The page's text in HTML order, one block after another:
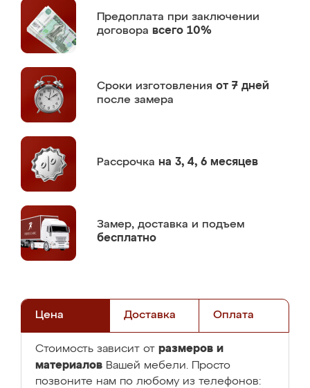
Предоплата при заключении
договора всего 10%
Сроки изготовления от 7 дней
после замера
Рассрочка на 3, 4, 6 месяцев
Замер, доставка и подъем
бесплатно
Цена Доставка Оплата
Стоимость зависит от размеров и
материалов Вашей мебели. Просто
позвоните нам по любому из телефонов: